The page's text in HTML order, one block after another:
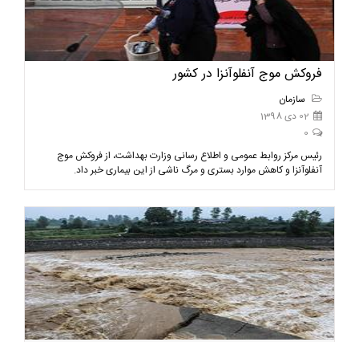
فروکش موج آنفلوآنزا در کشور
سازمان
02 دی 1398
0
رئیس مرکز روابط عمومی و اطلاع رسانی وزارت بهداشت، از فروکش موج
آنفلوآنزا و کاهش موارد بستری و مرگ ناشی از این بیماری خبر داد.